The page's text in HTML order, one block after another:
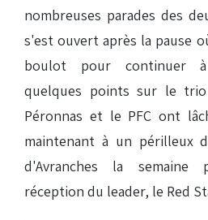
nombreuses parades des
s'est ouvert après la pause
boulot pour continuer
quelques points sur le
Péronnas et le PFC ont
maintenant à un périlleux
d'Avranches la semaine
réception du leader, le Red